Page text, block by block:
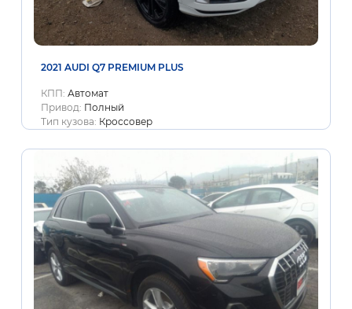
2021 AUDI Q7 PREMIUM PLUS
КПП: Автомат
Привод: Полный
Тип кузова: Кроссовер